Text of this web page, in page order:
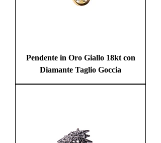
Pendente in Oro Giallo 18kt con
Diamante Taglio Goccia